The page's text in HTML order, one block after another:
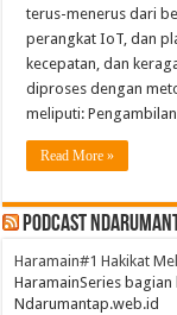
terus-menerus dari
perangkat IoT, dan
kecepatan, dan
diproses dengan
meliputi:
Read More »
PodCast
Haramain#1 Hakikat
HaramainSeries bagian
Ndarumantap.web.id